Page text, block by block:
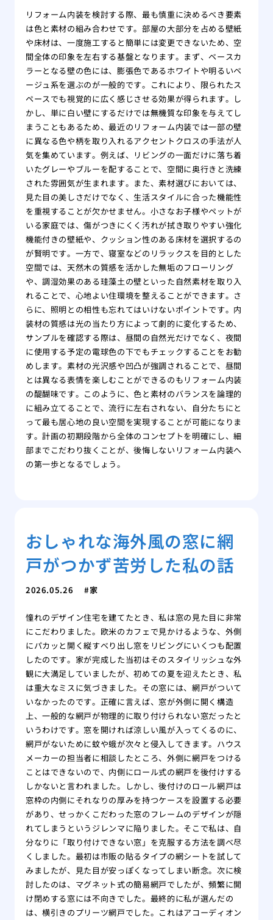
リフォーム内装を検討する際、最も慎重に決めるべき要素
は色と素材の組み合わせです。部屋の大部分を占める壁紙
や床材は、一度施工すると簡単には変更できないため、空
間全体の印象を左右する基盤となります。まず、ベースカ
ラーとなる壁の色には、膨張色であるホワイトや明るいベ
ージュ系を選ぶのが一般的です。これにより、限られたス
ペースでも視覚的に広く感じさせる効果が得られます。し
かし、単に白い壁にするだけでは無機質な印象を与えてし
まうこともあるため、最近のリフォーム内装では一部の壁
に異なる色や柄を取り入れるアクセントクロスの手法が人
気を集めています。例えば、リビングの一面だけに落ち着
いたグレーやブルーを配することで、空間に奥行きと洗練
された雰囲気が生まれます。また、素材選びにおいては、
見た目の美しさだけでなく、生活スタイルに合った機能性
を重視することが欠かせません。小さなお子様やペットが
いる家庭では、傷がつきにくく汚れが拭き取りやすい強化
機能付きの壁紙や、クッション性のある床材を選択するの
が賢明です。一方で、寝室などのリラックスを目的とした
空間では、天然木の質感を活かした無垢のフローリング
や、調湿効果のある珪藻土の壁といった自然素材を取り入
れることで、心地よい住環境を整えることができます。さ
らに、照明との相性も忘れてはいけないポイントです。内
装材の質感は光の当たり方によって劇的に変化するため、
サンプルを確認する際は、昼間の自然光だけでなく、夜間
に使用する予定の電球色の下でもチェックすることをお勧
めします。素材の光沢感や凹凸が強調されることで、昼間
とは異なる表情を楽しむことができるのもリフォーム内装
の醍醐味です。このように、色と素材のバランスを論理的
に組み立てることで、流行に左右されない、自分たちにと
って最も居心地の良い空間を実現することが可能になりま
す。計画の初期段階から全体のコンセプトを明確にし、細
部までこだわり抜くことが、後悔しないリフォーム内装へ
の第一歩となるでしょう。
おしゃれな海外風の窓に網
戸がつかず苦労した私の話
2026.05.26 家
憧れのデザイン住宅を建てたとき、私は窓の見た目に非常
にこだわりました。欧米のカフェで見かけるような、外側
にパカッと開く縦すべり出し窓をリビングにいくつも配置
したのです。家が完成した当初はそのスタイリッシュな外
観に大満足していましたが、初めての夏を迎えたとき、私
は重大なミスに気づきました。その窓には、網戸がついて
いなかったのです。正確に言えば、窓が外側に開く構造
上、一般的な網戸が物理的に取り付けられない窓だったと
いうわけです。窓を開ければ涼しい風が入ってくるのに、
網戸がないために蚊や蛾が次々と侵入してきます。ハウス
メーカーの担当者に相談したところ、外側に網戸をつける
ことはできないので、内側にロール式の網戸を後付けする
しかないと言われました。しかし、後付けのロール網戸は
窓枠の内側にそれなりの厚みを持つケースを設置する必要
があり、せっかくこだわった窓のフレームのデザインが隠
れてしまうというジレンマに陥りました。そこで私は、自
分なりに「取り付けできない窓」を克服する方法を調べ尽
くしました。最初は市販の貼るタイプの網シートを試して
みましたが、見た目が安っぽくなってしまい断念。次に検
討したのは、マグネット式の簡易網戸でしたが、頻繁に開
け閉めする窓には不向きでした。最終的に私が選んだの
は、横引きのプリーツ網戸でした。これはアコーディオン